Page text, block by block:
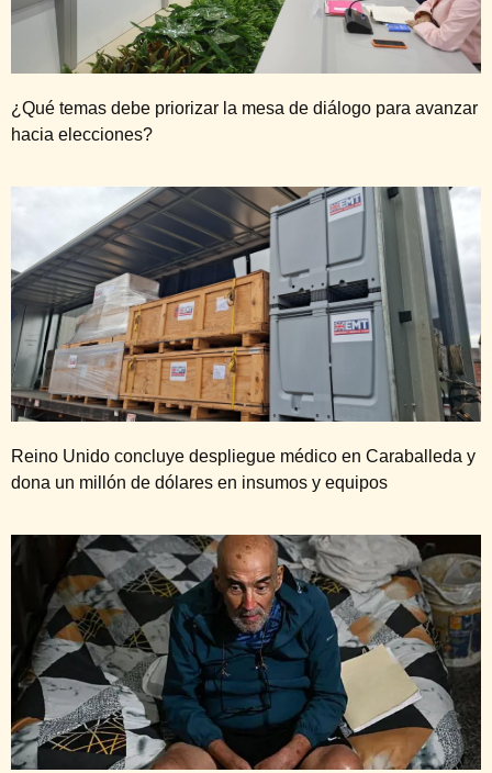
¿Qué temas debe priorizar la mesa de diálogo para avanzar
hacia elecciones?
Reino Unido concluye despliegue médico en Caraballeda y
dona un millón de dólares en insumos y equipos